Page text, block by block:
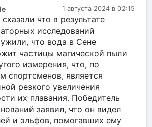
1 августа 2024 в 02:15
что в результате
исследований
что вода в Сене
частицы магической пыли
измерения, что, по
спортсменов, является
резкого увеличения
их плавания. Победитель
заявил, что он видел
и эльфов, помогавших ему